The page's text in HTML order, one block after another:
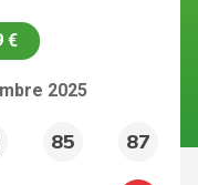
€
2025
85 87